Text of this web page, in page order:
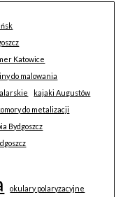
Katowice
do malowania
kajaki Augustów
do metalizacji
Bydgoszcz
okulary polaryzacyjne